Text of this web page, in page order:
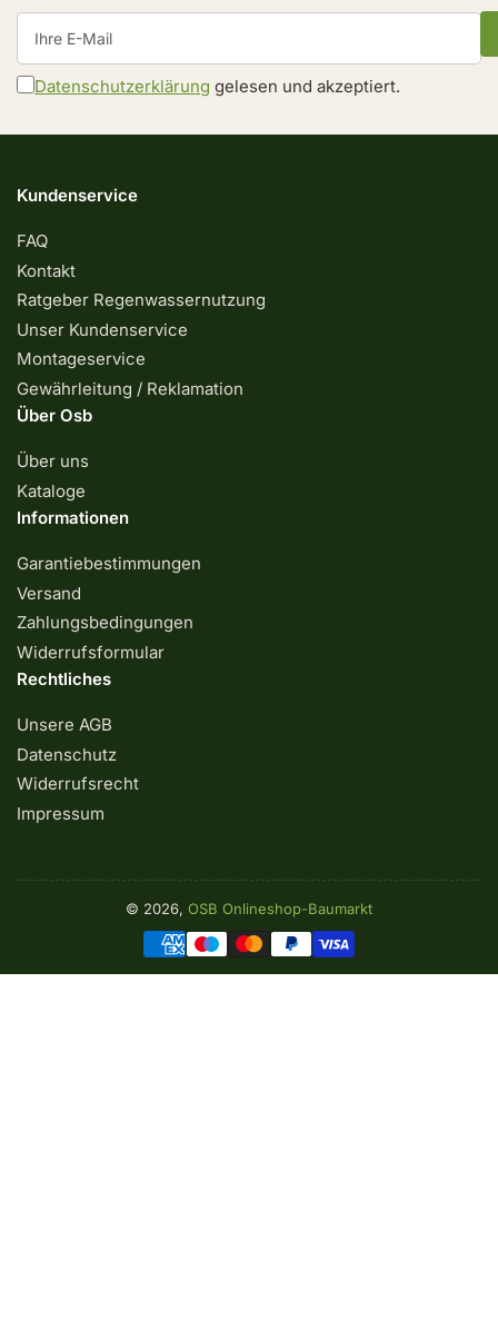
Ihre
Mail
Datenschutzerklärung gelesen und akzeptiert.
Kundenservice
FAQ
Kontakt
Ratgeber Regenwassernutzung
Unser Kundenservice
Montageservice
Gewährleitung / Reklamation
Über Osb
Über uns
Kataloge
Informationen
Garantiebestimmungen
Versand
Zahlungsbedingungen
Widerrufsformular
Rechtliches
Unsere AGB
Datenschutz
Widerrufsrecht
Impressum
© 2026, OSB Onlineshop-Baumarkt
Zahlungsmethoden